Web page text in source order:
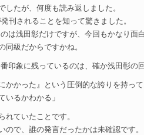
したが、何度も読み返しました。
刊されることを知って驚きました。
は浅田彰だけですが、今回もかなり面
同級だからですかね。
印象に残っているのは、確か浅田彰の
かかった』という圧倒的な誇りを持っ
いるかわかる」
れていたことです。
ので、誰の発言だったかは未確認です。